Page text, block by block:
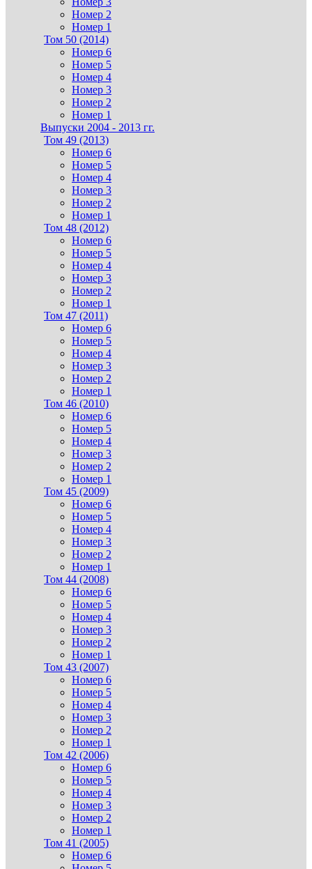
Номер 2
Номер 1
Том 50 (2014)
Номер 6
Номер 5
Номер 4
Номер 3
Номер 2
Номер 1
Выпуски 2004 - 2013 гг.
Том 49 (2013)
Номер 6
Номер 5
Номер 4
Номер 3
Номер 2
Номер 1
Том 48 (2012)
Номер 6
Номер 5
Номер 4
Номер 3
Номер 2
Номер 1
Том 47 (2011)
Номер 6
Номер 5
Номер 4
Номер 3
Номер 2
Номер 1
Том 46 (2010)
Номер 6
Номер 5
Номер 4
Номер 3
Номер 2
Номер 1
Том 45 (2009)
Номер 6
Номер 5
Номер 4
Номер 3
Номер 2
Номер 1
Том 44 (2008)
Номер 6
Номер 5
Номер 4
Номер 3
Номер 2
Номер 1
Том 43 (2007)
Номер 6
Номер 5
Номер 4
Номер 3
Номер 2
Номер 1
Том 42 (2006)
Номер 6
Номер 5
Номер 4
Номер 3
Номер 2
Номер 1
Том 41 (2005)
Номер 6